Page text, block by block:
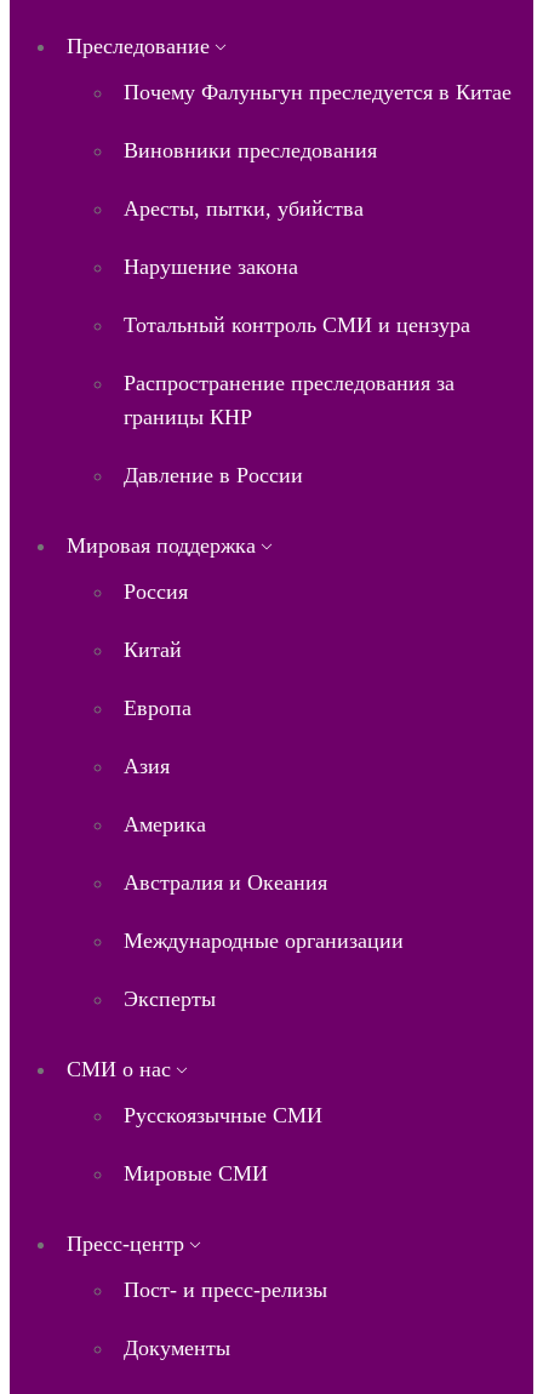
Преследование
Почему Фалуньгун преследуется в Китае
Виновники преследования
Аресты, пытки, убийства
Нарушение закона
Тотальный контроль СМИ и цензура
Распространение преследования за
границы КНР
Давление в России
Мировая поддержка
Россия
Китай
Европа
Азия
Америка
Австралия и Океания
Международные организации
Эксперты
СМИ о нас
Русскоязычные СМИ
Мировые СМИ
Пресс-центр
Пост- и пресс-релизы
Документы